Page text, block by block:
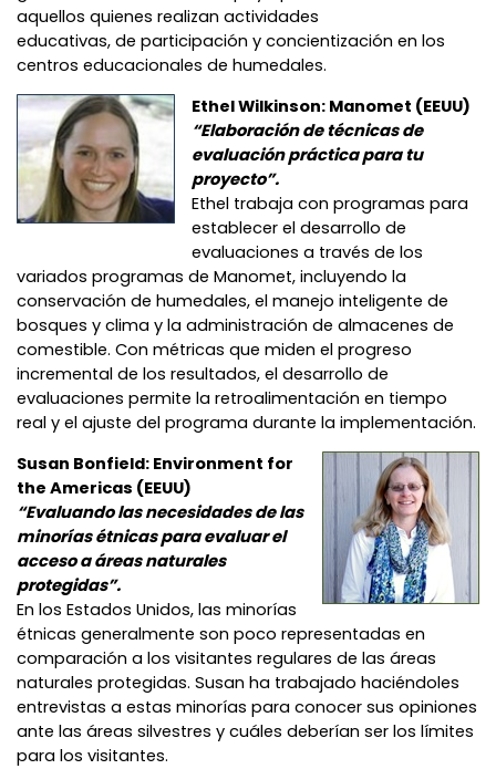
aquellos quienes realizan actividades
educativas, de participación y concientización en los
centros educacionales de humedales.
Ethel Wilkinson: Manomet (EEUU)
“Elaboración de técnicas de
evaluación práctica para tu
proyecto”.
Ethel trabaja con programas para
establecer el desarrollo de
evaluaciones a través de los
variados programas de Manomet, incluyendo la
conservación de humedales, el manejo inteligente de
bosques y clima y la administración de almacenes de
comestible. Con métricas que miden el progreso
incremental de los resultados, el desarrollo de
evaluaciones permite la retroalimentación en tiempo
real y el ajuste del programa durante la implementación.
Susan Bonfield: Environment for
the Americas (EEUU)
“Evaluando las necesidades de las
minorías étnicas para evaluar el
acceso a áreas naturales
protegidas”.
En los Estados Unidos, las minorías
étnicas generalmente son poco representadas en
comparación a los visitantes regulares de las áreas
naturales protegidas. Susan ha trabajado haciéndoles
entrevistas a estas minorías para conocer sus opiniones
ante las áreas silvestres y cuáles deberían ser los límites
para los visitantes.